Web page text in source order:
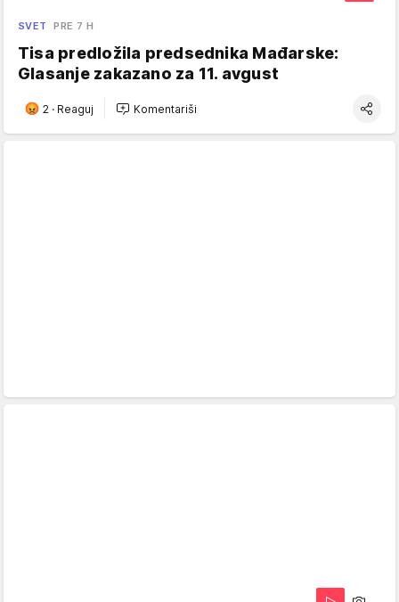
SVET PRE 7 H
Tisa predložila predsednika Mađarske:
Glasanje zakazano za 11. avgust
2 · Reaguj Komentariši